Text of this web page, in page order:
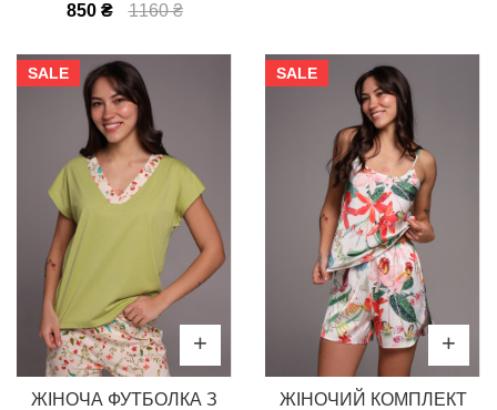
850 ₴
1160 ₴
SALE
ЖІНОЧА ФУТБОЛКА З
SALE
ЖІНОЧИЙ КОМПЛЕКТ